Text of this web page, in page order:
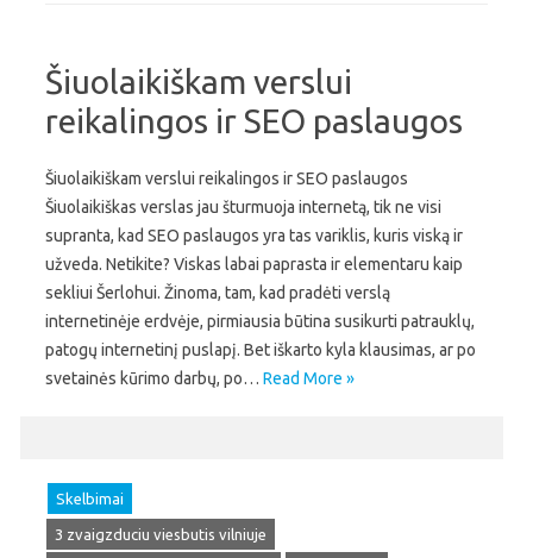
Šiuolaikiškam verslui
reikalingos ir SEO paslaugos
Šiuolaikiškam verslui reikalingos ir SEO paslaugos
Šiuolaikiškas verslas jau šturmuoja internetą, tik ne visi
supranta, kad SEO paslaugos yra tas variklis, kuris viską ir
užveda. Netikite? Viskas labai paprasta ir elementaru kaip
sekliui Šerlohui. Žinoma, tam, kad pradėti verslą
internetinėje erdvėje, pirmiausia būtina susikurti patrauklų,
patogų internetinį puslapį. Bet iškarto kyla klausimas, ar po
svetainės kūrimo darbų, po… Read More »
Skelbimai
3 zvaigzduciu viesbutis vilniuje